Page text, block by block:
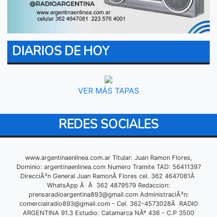
DIARIOS DE HOY
VER MÁS TAPAS
REDES SOCIALES
www.argentinaenlinea.com.ar Titular: Juan Ramon Flores,
Dominio: argentinaenlinea.com Numero Tramite TAD: 56411397
DirecciÃ³n General Juan RamonÂ Flores cel. 362 4647081Â
WhatsApp Â Â 362 4879579 Redaccion:
prensaradioargentina893@gmail.comAdministraciÃ³n:
comercialradio893@gmail.com- Cel. 362-4573028Â RADIO
ARGENTINA 91.3 Estudio: Catamarca NÂº 436 - C.P 3500